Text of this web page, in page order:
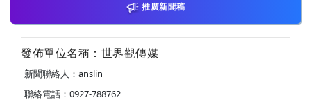
推廣新聞稿
發佈單位名稱：世界觀傳媒
新聞聯絡人：anslin
聯絡電話：0927-788762